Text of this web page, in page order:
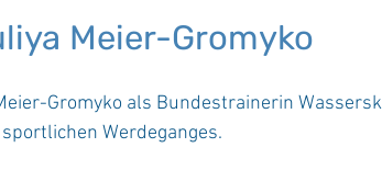
SEILBAHN
Meier-Gromyko
Gromyko als Bundestrainerin
Werdeganges.